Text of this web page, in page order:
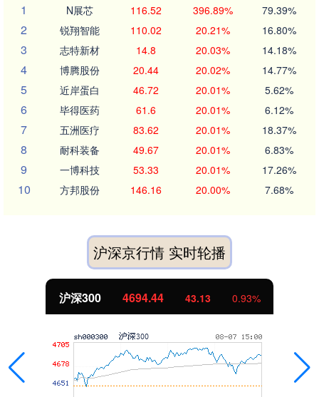
1
N展芯 116.52 396.89% 79.39%
2 锐翔智能 110.02 20.21% 16.80%
3 志特新材 14.8 20.03% 14.18%
4 博腾股份 20.44 20.02% 14.77%
5 近岸蛋白 46.72 20.01% 5.62%
6 毕得医药 61.6 20.01% 6.12%
7 五洲医疗 83.62 20.01% 18.37%
8 耐科装备 49.67 20.01% 6.83%
9 一博科技 53.33 20.01% 17.26%
10 方邦股份 146.16 20.00% 7.68%
沪深京行情 实时轮播
沪深300 4694.44 43.13 0.93%